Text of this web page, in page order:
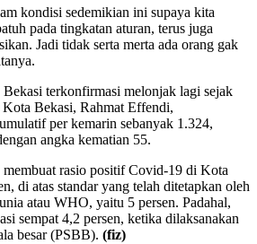
kondisi sedemikian ini supaya kita
pada tingkatan aturan, terus juga
Jadi tidak serta merta ada orang gak
terkonfirmasi melonjak lagi sejak
Bekasi, Rahmat Effendi,
per kemarin sebanyak 1.324,
angka kematian 55.
rasio positif Covid-19 di Kota
di atas standar yang telah ditetapkan oleh
atau WHO, yaitu 5 persen. Padahal,
sempat 4,2 persen, ketika dilaksanakan
besar (PSBB). (fiz)